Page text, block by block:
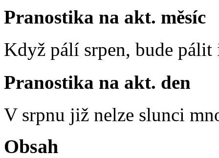
Pranostika na akt. měsíc
Když pálí srpen, bude
Pranostika na akt. den
V srpnu již nelze slunci
Obsah